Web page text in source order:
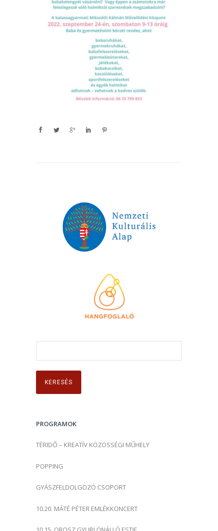
r
s
:PROGRAMOK
TÉRIDŐ – KREATÍV KÖZÖSSÉGI MŰHELY
POPPING
GYÁSZFELDOLGOZÓ CSOPORT
10.20. MÁTÉ PÉTER EMLÉKKONCERT